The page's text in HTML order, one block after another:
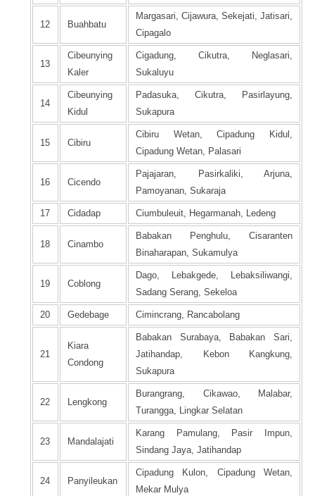
12 Buahbatu
Margasari, Cijawura, Sekejati, Jatisari,
Cipagalo
13
Cibeunying
Kaler
Cigadung, Cikutra, Neglasari,
Sukaluyu
14
Cibeunying
Kidul
Padasuka, Cikutra, Pasirlayung,
Sukapura
15 Cibiru
Cibiru Wetan, Cipadung Kidul,
Cipadung Wetan, Palasari
16 Cicendo
Pajajaran, Pasirkaliki, Arjuna,
Pamoyanan, Sukaraja
17 Cidadap Ciumbuleuit, Hegarmanah, Ledeng
18 Cinambo
Babakan Penghulu, Cisaranten
Binaharapan, Sukamulya
19 Coblong
Dago, Lebakgede, Lebaksiliwangi,
Sadang Serang, Sekeloa
20 Gedebage Cimincrang, Rancabolang
21
Kiara
Condong
Babakan Surabaya, Babakan Sari,
Jatihandap, Kebon Kangkung,
Sukapura
22 Lengkong
Burangrang, Cikawao, Malabar,
Turangga, Lingkar Selatan
23 Mandalajati
Karang Pamulang, Pasir Impun,
Sindang Jaya, Jatihandap
24 Panyileukan
Cipadung Kulon, Cipadung Wetan,
Mekar Mulya